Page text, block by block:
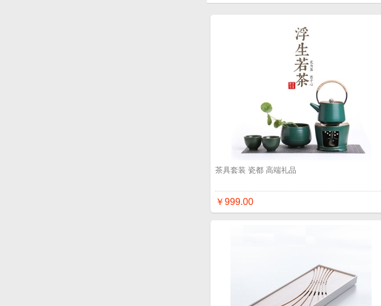
茶具套装 瓷都 高端礼品
￥999.00